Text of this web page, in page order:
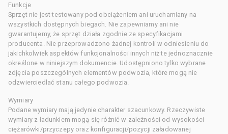
Funkcje
Sprzęt nie jest testowany pod obciążeniem ani uruchamiany na
wszystkich dostępnych biegach. Nie zapewniamy ani nie
gwarantujemy, że sprzęt działa zgodnie ze specyfikacjami
producenta. Nie przeprowadzono żadnej kontroli w odniesieniu do
jakichkolwiek aspektów funkcjonalności innych niż te jednoznacznie
określone w niniejszym dokumencie. Udostępniono tylko wybrane
zdjęcia poszczególnych elementów podwozia, które mogą nie
odzwierciedlać stanu całego podwozia.
Wymiary
Podane wymiary mają jedynie charakter szacunkowy. Rzeczywiste
wymiary z ładunkiem mogą się różnić w zależności od wysokości
ciężarówki/przyczepy oraz konfiguracji/pozycji załadowanej